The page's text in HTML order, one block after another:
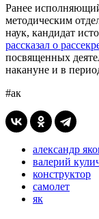
Ранее
методическим
наук, кандидат
рассказал о
посвященных
накануне и в
#ак
александр
валерий
конструктор
самолет
як